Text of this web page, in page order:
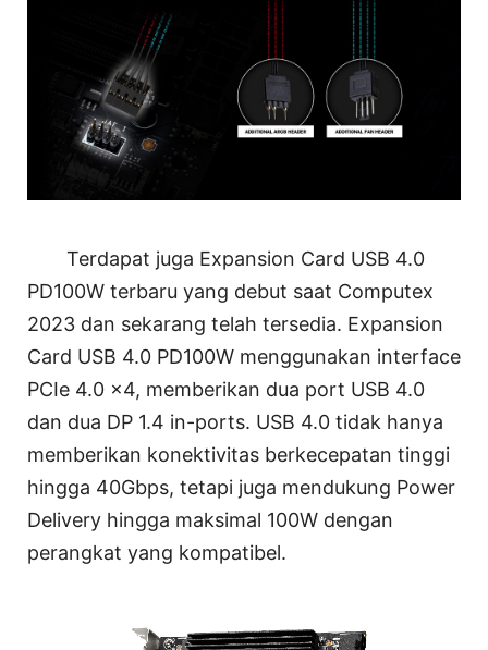
Terdapat juga Expansion Card USB 4.0
PD100W terbaru yang debut saat Computex
2023 dan sekarang telah tersedia. Expansion
Card USB 4.0 PD100W menggunakan interface
PCIe 4.0 x4, memberikan dua port USB 4.0
dan dua DP 1.4 in-ports. USB 4.0 tidak hanya
memberikan konektivitas berkecepatan tinggi
hingga 40Gbps, tetapi juga mendukung Power
Delivery hingga maksimal 100W dengan
perangkat yang kompatibel.